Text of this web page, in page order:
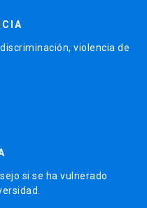
violencia de
si se ha vulnerado